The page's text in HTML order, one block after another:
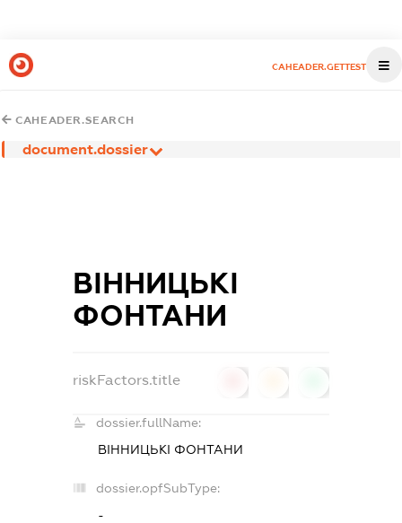
CAHEADER.GETTEST
CAHEADER.SEARCH
document.dossier
ВІННИЦЬКІ
ФОНТАНИ
riskFactors.title
dossier.fullName:
ВІННИЦЬКІ ФОНТАНИ
dossier.opfSubType:
-